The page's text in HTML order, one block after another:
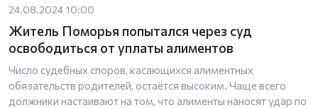
24.08.2024 10:00
Житель Поморья попытался через суд
освободиться от уплаты алиментов
Число судебных споров, касающихся алиментных
обязательств родителей, остаётся высоким. Чаще всего
должники настаивают на том, что алименты наносят удар по